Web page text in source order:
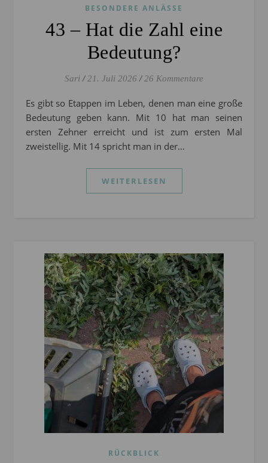
BESONDERE ANLÄSSE
43 – Hat die Zahl eine
Bedeutung?
Sari / 21. Juli 2026 / 26 Kommentare
Es gibt so Etappen im Leben, denen man eine große
Bedeutung geben kann. Mit 10 hat man seinen
ersten Zehner erreicht und ist zum ersten Mal
zweistellig. Mit 14 spricht man in der…
WEITERLESEN
RÜCKBLICK